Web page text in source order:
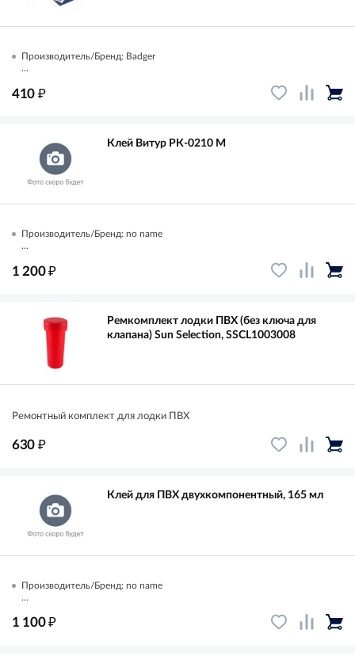
Производитель/Бренд: Badger
...
410 ₽
Клей Витур РК-0210 М
Производитель/Бренд: no name
...
1 200₽
Ремкомплект лодки ПВХ (без ключа для
клапана) Sun Selection, SSCL1003008
Ремонтный комплект для лодки ПВХ
630 ₽
Клей для ПВХ двухкомпонентный, 165 мл
Производитель/Бренд: no name
...
1 100₽